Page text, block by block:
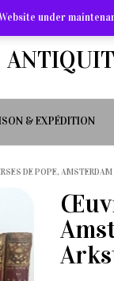
& EXPÉDITION
DE POPE,
under